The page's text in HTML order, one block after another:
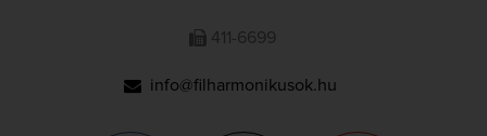
411-6699
info@filharmonikusok.hu